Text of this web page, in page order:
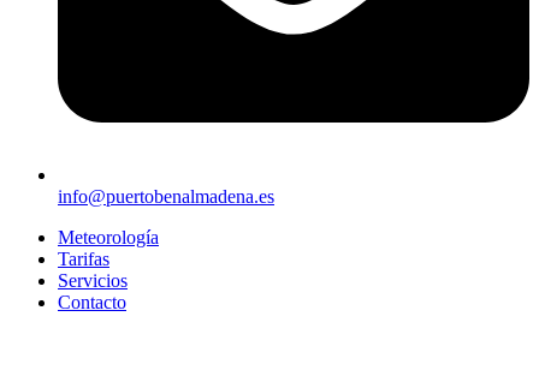
info@puertobenalmadena.es
Meteorología
Tarifas
Servicios
Contacto